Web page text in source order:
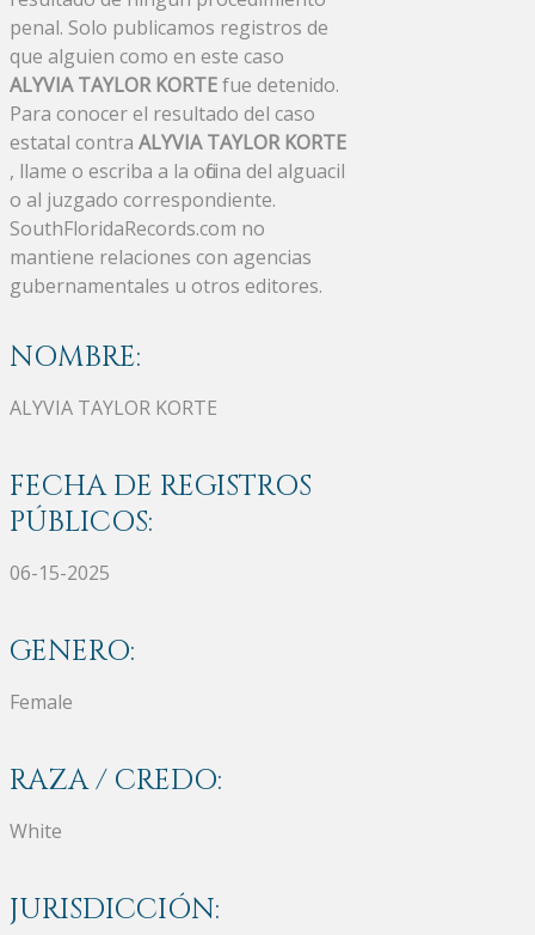
penal. Solo publicamos registros de
que alguien como en este caso
ALYVIA TAYLOR KORTEfue detenido.
Para conocer el resultado del caso
estatal contra ALYVIA TAYLOR KORTE
, llame o escriba a la oficina del alguacil
o al juzgado correspondiente.
SouthFloridaRecords.com no
mantiene relaciones con agencias
gubernamentales u otros editores.
NOMBRE:
ALYVIA TAYLOR KORTE
FECHA DE REGISTROS
PÚBLICOS:
06-15-2025
GENERO:
Female
RAZA / CREDO:
White
JURISDICCIÓN: